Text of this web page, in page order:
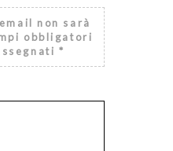
non sarà
obbligatori
*